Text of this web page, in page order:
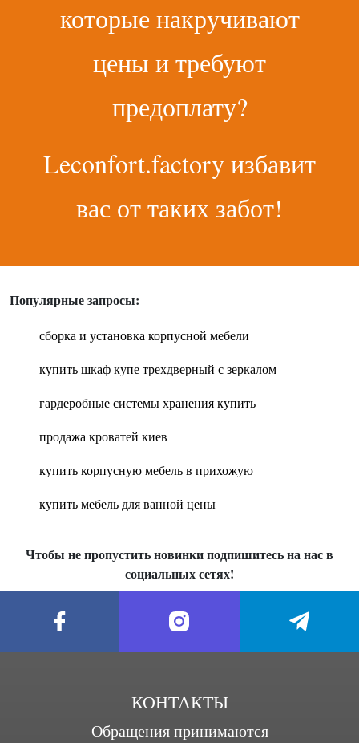
которые накручивают
цены и требуют
предоплату?
Leconfort.factory избавит
вас от таких забот!
Популярные запросы:
сборка и установка корпусной мебели
купить шкаф купе трехдверный с зеркалом
гардеробные системы хранения купить
продажа кроватей киев
купить корпусную мебель в прихожую
купить мебель для ванной цены
Чтобы не пропустить новинки подпишитесь на нас в
социальных сетях!
КОНТАКТЫ
Обращения принимаются